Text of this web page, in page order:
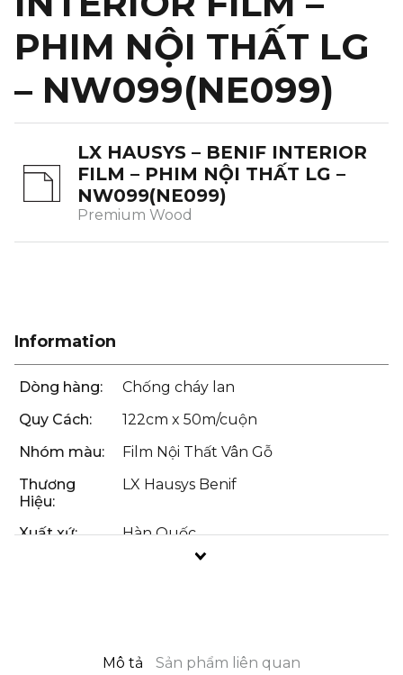
PHIM NỘI THẤT LG
– NW099(NE099)
LX HAUSYS – BENIF INTERIOR
FILM – PHIM NỘI THẤT LG –
NW099(NE099)
Premium Wood
Information
Dòng hàng:
Chống cháy lan
Quy Cách:
122cm x 50m/cuộn
Nhóm màu:
Film Nội Thất Vân Gỗ
Thương
Hiệu:
LX Hausys Benif
Xuất xứ: Hàn Quốc
Mô tả Sản phẩm liên quan